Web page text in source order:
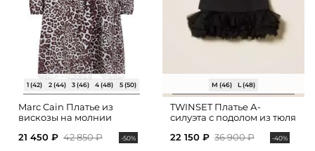
1 (42) 2 (44) 3 (46) 4 (48) 5 (50)
Marc Cain Платье из
вискозы на молнии
21 450 ₽ 42 850 ₽ -50%
M (46) L (48)
TWINSET Платье А-
силуэта с подолом из тюля
22 150 ₽ 36 900 ₽ -40%